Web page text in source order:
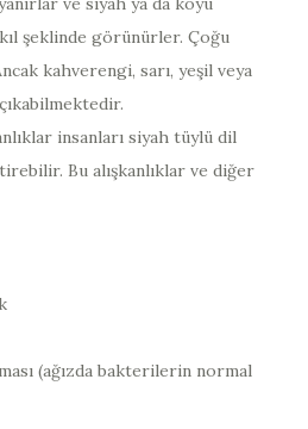
şeklinde görünürler. Çoğu
kahverengi, sarı, yeşil veya
insanları siyah tüylü dil
Bu alışkanlıklar ve diğer
(ağızda bakterilerin normal